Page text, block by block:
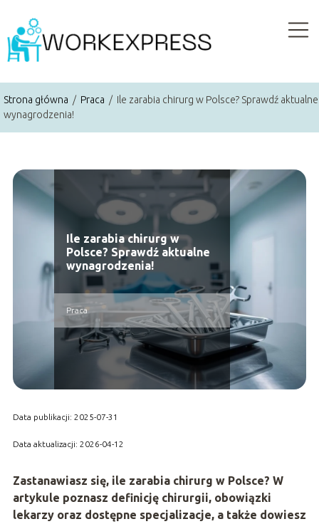
Strona główna / Praca / Ile zarabia chirurg w Polsce? Sprawdź aktualne
wynagrodzenia!
Ile zarabia chirurg w
Polsce? Sprawdź aktualne
wynagrodzenia!
Praca
Data publikacji: 2025-07-31
Data aktualizacji: 2026-04-12
Zastanawiasz się, ile zarabia chirurg w Polsce? W
artykule poznasz definicję chirurgii, obowiązki
lekarzy oraz dostępne specjalizacje, a także dowiesz